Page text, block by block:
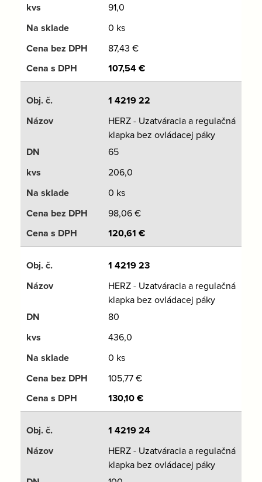
91,0
0 ks
87,43 €
107,54€
1 4219 22
HERZ - Uzatváracia a regulačná
klapka bez ovládacej páky
65
206,0
0 ks
98,06€
120,61 €
1 4219 23
HERZ - Uzatváracia a regulačná
klapka bez ovládacej páky
80
436,0
0 ks
105,77€
130,10€
1 4219 24
HERZ - Uzatváracia a regulačná
klapka bez ovládacej páky